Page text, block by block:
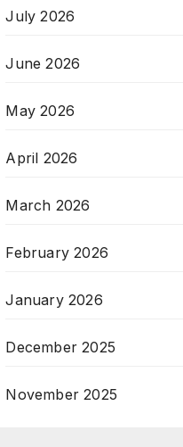
July 2026
June 2026
May 2026
April 2026
March 2026
February 2026
January 2026
December 2025
November 2025